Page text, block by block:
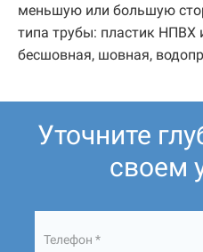
меньшую или большую
типа трубы: пластик НПВХ
бесшовная, шовная,
Уточните
своем
Телефон *